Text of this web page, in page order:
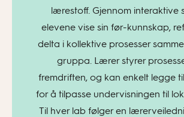
lærestoff. Gjennom interaktive
elevene vise sin før-kunnskap,
delta i kollektive prosesser
gruppa. Lærer styrer
fremdriften, og kan enkelt legge
for å tilpasse undervisningen til
Til hver lab følger en